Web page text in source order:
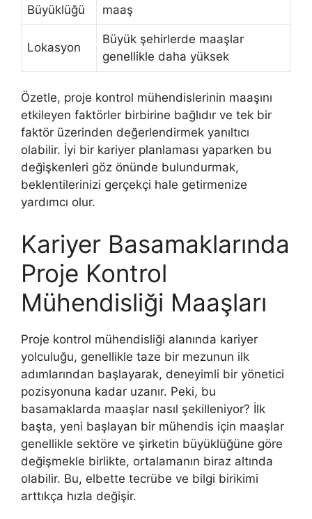
Büyüklüğü
maaş
Lokasyon
Büyük şehirlerde maaşlar
genellikle daha yüksek
Özetle, proje kontrol mühendislerinin maaşını
etkileyen faktörler birbirine bağlıdır ve tek bir
faktör üzerinden değerlendirmek yanıltıcı
olabilir. İyi bir kariyer planlaması yaparken bu
değişkenleri göz önünde bulundurmak,
beklentilerinizi gerçekçi hale getirmenize
yardımcı olur.
Kariyer Basamaklarında
Proje Kontrol
Mühendisliği Maaşları
Proje kontrol mühendisliği alanında kariyer
yolculuğu, genellikle taze bir mezunun ilk
adımlarından başlayarak, deneyimli bir yönetici
pozisyonuna kadar uzanır. Peki, bu
basamaklarda maaşlar nasıl şekilleniyor? İlk
başta, yeni başlayan bir mühendis için maaşlar
genellikle sektöre ve şirketin büyüklüğüne göre
değişmekle birlikte, ortalamanın biraz altında
olabilir. Bu, elbette tecrübe ve bilgi birikimi
arttıkça hızla değişir.